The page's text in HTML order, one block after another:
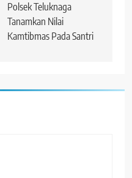
Polsek Teluknaga
Tanamkan Nilai
Kamtibmas Pada Santri